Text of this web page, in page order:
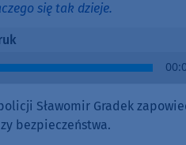
się tak dzieje.
Sławomir Gradek
bezpieczeństwa.